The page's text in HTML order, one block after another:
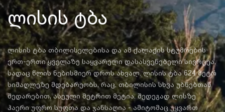
ლისის ტბა
ლისის ტბა თბილისელებისა და ამ ქალაქის სტუმრების
ერთ-ერთი ყველაზე საყვარელი დასასვენებელი სივრცეა,
სადაც წლის ნებისმიერ დროს ახვალ. ლისის ტბა 624 მეტრ
სიმაღლეზე მდებარეობს, რაც, თბილისის სხვა უბნებთან
შედარებით, ასეული მეტრით მეტია. შედეგად ლისზე
ჰაერი უფრო სუფთა და ჯანსაღია - ამიტომაც უყვართ